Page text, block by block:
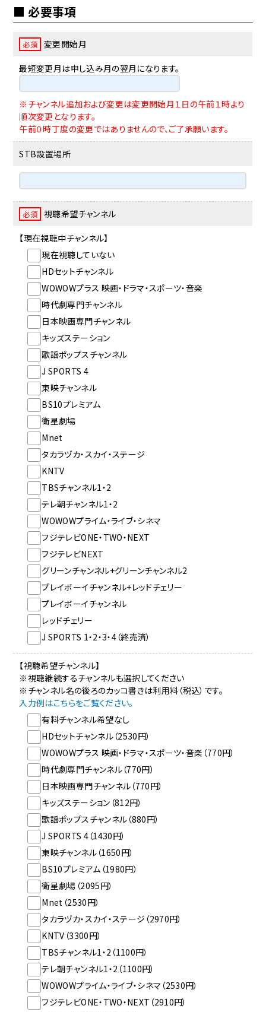
必要事項
必須 変更開始月
最短変更月は申し込み月の翌月になります。
※チャンネル追加および変更は変更開始月１日の午前１時より
順次変更となります。
午前０時丁度の変更ではありませんので、ご了承願います。
STB設置場所
必須 視聴希望チャンネル
【現在視聴中チャンネル】
現在視聴していない
HDセットチャンネル
WOWOWプラス 映画・ドラマ・スポーツ・音楽
時代劇専門チャンネル
日本映画専門チャンネル
キッズステーション
歌謡ポップスチャンネル
J SPORTS 4
東映チャンネル
BS10プレミアム
衛星劇場
Mnet
タカラヅカ・スカイ・ステージ
KNTV
TBSチャンネル1・2
テレ朝チャンネル1・2
WOWOWプライム・ライブ・シネマ
フジテレビONE・TWO・NEXT
フジテレビNEXT
グリーンチャンネル+グリーンチャンネル2
プレイボーイチャンネル+レッドチェリー
プレイボーイチャンネル
レッドチェリー
J SPORTS 1・2・3・4（終売済）
【視聴希望チャンネル】
※視聴継続するチャンネルも選択してください
※チャンネル名の後ろのカッコ書きは利用料（税込）です。
入力例はこちらをご覧ください。
有料チャンネル希望なし
HDセットチャンネル（2530円）
WOWOWプラス 映画・ドラマ・スポーツ・音楽（770円）
時代劇専門チャンネル（770円）
日本映画専門チャンネル（770円）
キッズステーション（812円）
歌謡ポップスチャンネル（880円）
J SPORTS 4（1430円）
東映チャンネル（1650円）
BS10プレミアム（1980円）
衛星劇場（2095円）
Mnet（2530円）
タカラヅカ・スカイ・ステージ（2970円）
KNTV（3300円）
TBSチャンネル1・2（1100円）
テレ朝チャンネル1・2（1100円）
WOWOWプライム・ライブ・シネマ（2530円）
フジテレビONE・TWO・NEXT（2910円）